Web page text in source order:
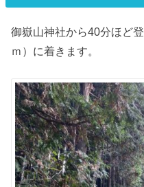
御嶽山神社から40分ほど
ｍ）に着きます。